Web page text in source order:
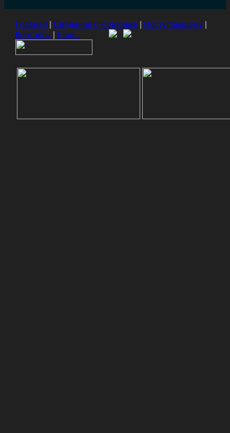
Главная Сведения о колледже| Поступающему|
Контакты
Еще...